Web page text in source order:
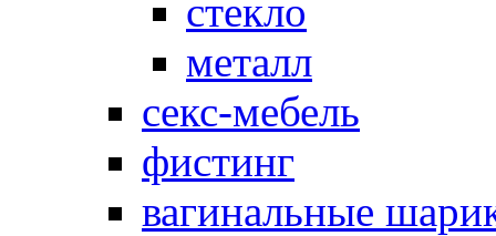
стекло
металл
секс-мебель
фистинг
вагинальные